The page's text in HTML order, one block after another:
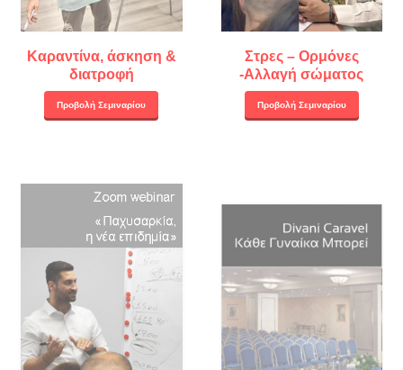
Καραντίνα, άσκηση &
διατροφή
Προβολή Σεμιναρίου
Στρες – Ορμόνες
-Αλλαγή σώματος
Προβολή Σεμιναρίου